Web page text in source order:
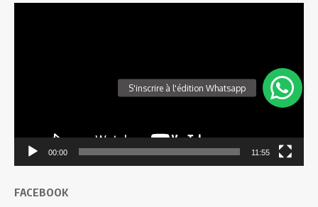
00:00 11:55
FACEBOOK